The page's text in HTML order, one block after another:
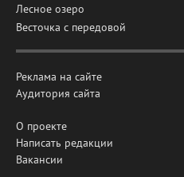
Лесное озеро
Весточка с передовой
Реклама на сайте
Аудитория сайта
О проекте
Написать редакции
Вакансии